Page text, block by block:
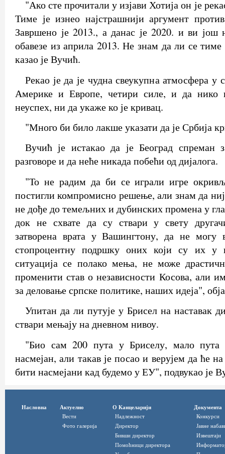
"Ако сте прочитали у изјави Хотија он је
Тиме је изнео најстрашнији аргумент
Завршено је 2013., а данас је 2020. и ви још
обавезе из априла 2013. Не знам да ли се
казао је Вучић.
Рекао је да је чудна свеукупна атмосфера у
Америке и Европе, четири силе, и да
неуспех, ни да укаже ко је кривац.
"Много би било лакше указати да је Србија
Вучић је истакао да је Београд спреман
разговоре и да неће никада побећи од дијалога.
"То не радим да би се играли игре
постигли компромисно решење, али знам да
не дође до темељних и дубинских промена у
док не схвате да су ствари у свету
затворена врата у Вашингтону, да не могу
стопроцентну подршку оних који су их у
ситуација се полако мења, не може
променити став о независности Косова, али
за деловање српске политике, наших идеја",
Упитан да ли путује у Брисел на наставак
ствари мењају на дневном нивоу.
"Био сам 200 пута у Бриселу, мало
насмејан, али такав је посао и верујем да ће
бити насмејани кад будемо у ЕУ", подвукао је
Насловна Актуелно
Вести
Фото галерија
О Канцеларији
Надлежност
Директор
Бивши директор
Помоћници директора
Документа
Конкурси
Јавне
Извештаји